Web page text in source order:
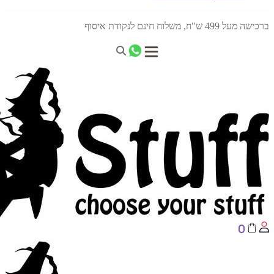
ברכישה מעל 499 ש"ח, משלוח חינם לנקודת איסוף